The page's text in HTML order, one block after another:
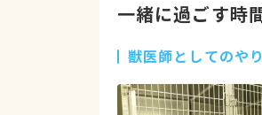
一緒に過ごす時
獣医師としてのや